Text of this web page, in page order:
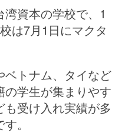
資本の学校で、1
は7月1日にマクタ
ベトナム、タイなど
学生が集まりやす
受け入れ実績が多
。